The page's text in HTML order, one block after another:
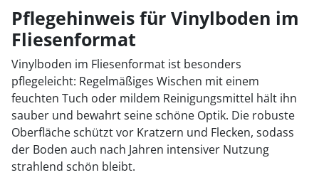
Pflegehinweis für Vinylboden im
Fliesenformat
Vinylboden im Fliesenformat ist besonders
pflegeleicht: Regelmäßiges Wischen mit einem
feuchten Tuch oder mildem Reinigungsmittel hält ihn
sauber und bewahrt seine schöne Optik. Die robuste
Oberfläche schützt vor Kratzern und Flecken, sodass
der Boden auch nach Jahren intensiver Nutzung
strahlend schön bleibt.